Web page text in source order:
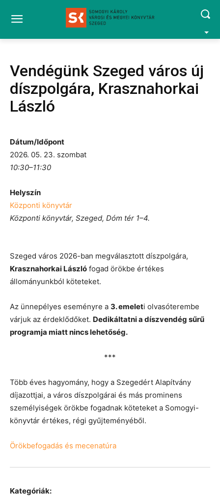
Vendégünk Szeged város új
díszpolgára, Krasznahorkai
László
Dátum/Időpont
2026. 05. 23. szombat
10:30–11:30
Helyszín
Központi könyvtár
Központi könyvtár, Szeged, Dóm tér 1–4.
Szeged város 2026-ban megválasztott díszpolgára,
Krasznahorkai László fogad örökbe értékes
állományunkból köteteket.
Az ünnepélyes eseményre a 3. emeleti olvasóterembe
várjuk az érdeklődőket. Dedikáltatni a díszvendég sűrű
programja miatt nincs lehetőség.
***
Több éves hagyomány, hogy a Szegedért Alapítvány
díjazottjai, a város díszpolgárai és más prominens
személyiségek örökbe fogadnak köteteket a Somogyi-
könyvtár értékes, régi gyűjteményéből.
Örökbefogadás és mecenatúra
Kategóriák: